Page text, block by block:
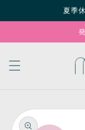
コンテンツに
夏季
商品情報にス
プ